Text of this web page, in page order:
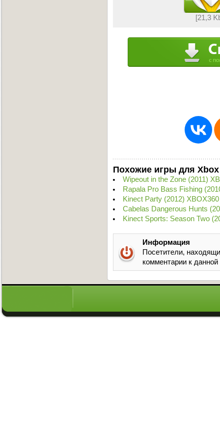
[21,3
Похожие игры для Xbox
Wipeout in the Zone (2011)
Rapala Pro Bass Fishing
Kinect Party (2012) XBOX360
Cabelas Dangerous Hunts
Kinect Sports: Season Two
Информация
Посетители,
комментарии к